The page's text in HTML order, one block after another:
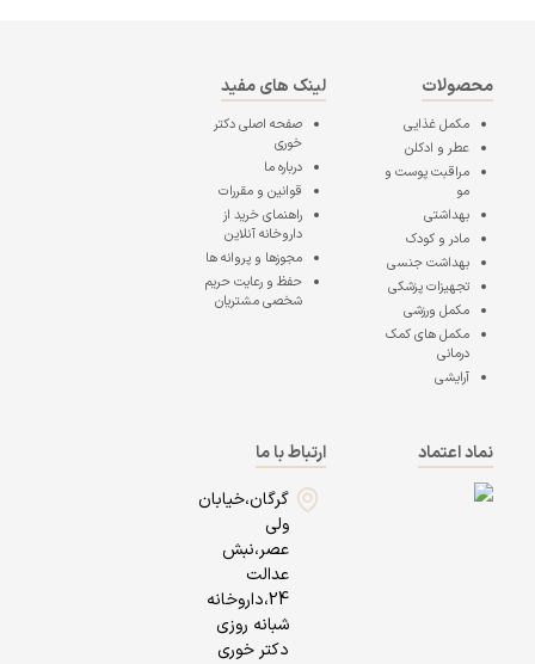
محصولات
مکمل غذایی
عطر و ادکلن
مراقبت پوست و
مو
بهداشتی
مادر و کودک
بهداشت جنسی
تجهیزات پزشکی
مکمل ورزشی
مکمل های کمک
درمانی
آرایشی
لینک های مفید
صفحه اصلیدکتر
خوری
درباره ما
قوانین و مقررات
راهنمای خرید از
داروخانه آنلاین
مجوزها و پروانه ها
حفظ و رعایت حریم
شخصی مشتریان
نماد اعتماد
ارتباط با ما
گرگان،خیابان
ولی
عصر،نبش
عدالت
24،داروخانه
شبانه روزی
دکتر خوری